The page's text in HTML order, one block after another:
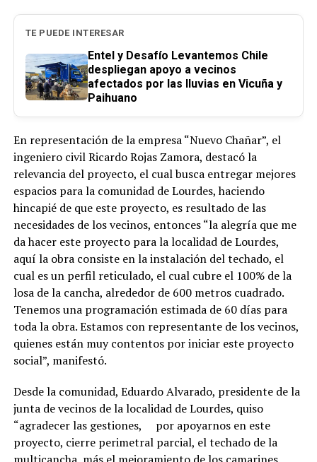
TE PUEDE INTERESAR
Entel y Desafío Levantemos Chile
despliegan apoyo a vecinos
afectados por las lluvias en Vicuña y
Paihuano
En representación de la empresa “Nuevo Chañar”, el
ingeniero civil Ricardo Rojas Zamora, destacó la
relevancia del proyecto, el cual busca entregar mejores
espacios para la comunidad de Lourdes, haciendo
hincapié de que este proyecto, es resultado de las
necesidades de los vecinos, entonces “la alegría que me
da hacer este proyecto para la localidad de Lourdes,
aquí la obra consiste en la instalación del techado, el
cual es un perfil reticulado, el cual cubre el 100% de la
losa de la cancha, alrededor de 600 metros cuadrado.
Tenemos una programación estimada de 60 días para
toda la obra. Estamos con representante de los vecinos,
quienes están muy contentos por iniciar este proyecto
social”, manifestó.
Desde la comunidad, Eduardo Alvarado, presidente de la
junta de vecinos de la localidad de Lourdes, quiso
“agradecer las gestiones, por apoyarnos en este
proyecto, cierre perimetral parcial, el techado de la